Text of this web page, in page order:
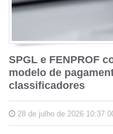
SPGL e FENPROF
modelo de
classificadores
28 de julho de 2026